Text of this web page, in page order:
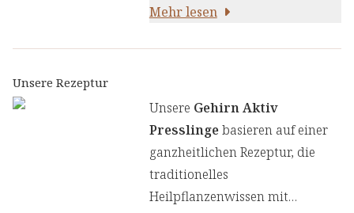
Stresssituationen, bei
diese innovative Rezeptur dir
dabei helfen, mental
leistungsfähig zu bleiben.
Zudem ist dieses Produkt eine
hervorragende Alternative für
Mehr lesen
Unsere Rezeptur
Unsere Gehirn Aktiv
Presslingebasieren auf einer
ganzheitlichen Rezeptur, die
traditionelles
Heilpflanzenwissen mit